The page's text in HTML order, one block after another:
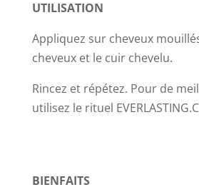
UTILISATION
Appliquez sur cheveux
cheveux et le cuir chevelu.
Rincez et répétez. Pour de
utilisez le rituel
BIENFAITS